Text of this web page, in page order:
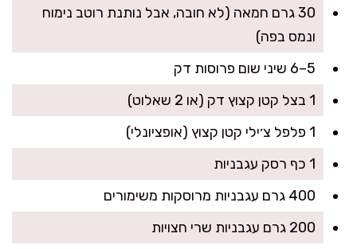
30 גרם חמאה (לא חובה, אבל נותנת רוטב נימוח
ונמס בפה)
5–6 שיני שום פרוסות דק
1 בצל קטן קצוץ דק (או 2 שאלוט)
1 פלפל צ׳ילי קטן קצוץ (אופציונלי)
1 כף רסק עגבניות
400 גרם עגבניות מרוסקות משימורים
200 גרם עגבניות שרי חצויות